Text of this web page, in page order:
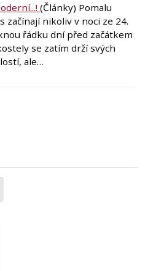
(Články) Pomalu
začínají nikoliv v noci ze 24.
řádku dní před začátkem
se zatím drží svých
ale…